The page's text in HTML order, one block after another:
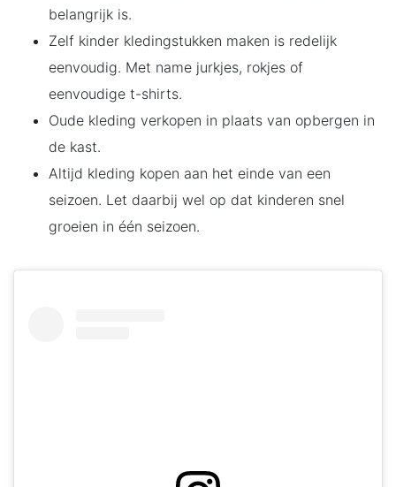
belangrijk is.
Zelf kinder kledingstukken maken is redelijk
eenvoudig. Met name jurkjes, rokjes of
eenvoudige t-shirts.
Oude kleding verkopen in plaats van opbergen in
de kast.
Altijd kleding kopen aan het einde van een
seizoen. Let daarbij wel op dat kinderen snel
groeien in één seizoen.